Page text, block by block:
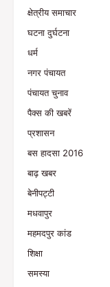
क्षेत्रीय समाचार
घटना दुर्घटना
धर्म
नगर पंचायत
पंचायत चुनाव
पैक्स की खबरें
प्रशासन
बस हादसा 2016
बाढ़ खबर
बेनीपट्टी
मधवापुर
महमदपुर कांड
शिक्षा
समस्या